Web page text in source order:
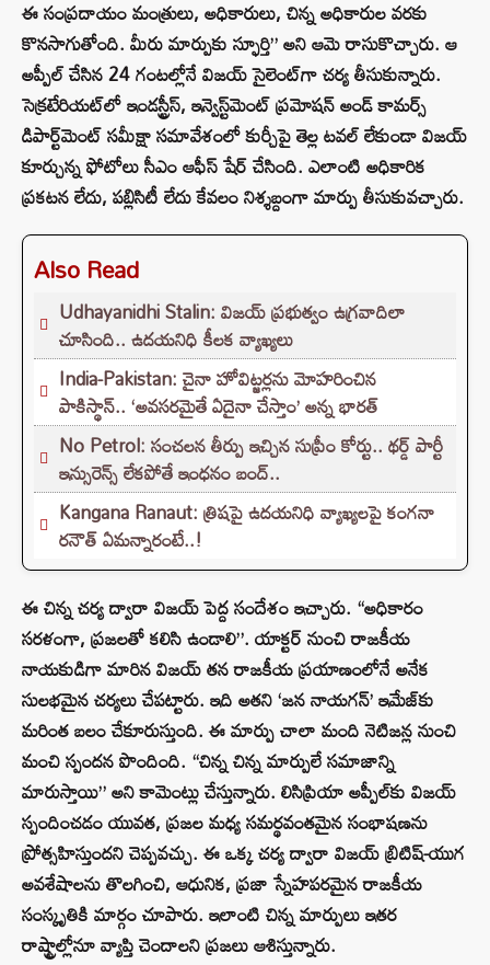
ఈ సంప్రదాయం మంత్రులు, అధికారులు, చిన్న అధికారుల వరకు
కొనసాగుతోంది. మీరు మార్పుకు స్ఫూర్తి” అని ఆమె రాసుకొచ్చారు. ఆ
అప్పీల్ చేసిన 24 గంటల్లోనే విజయ్ సైలెంట్‌గా చర్య తీసుకున్నారు.
సెక్రటేరియట్‌లో ఇండస్ట్రీస్, ఇన్వెస్ట్‌మెంట్ ప్రమోషన్ అండ్ కామర్స్
డిపార్ట్‌మెంట్ సమీక్షా సమావేశంలో కుర్చీపై తెల్ల టవల్ లేకుండా విజయ్
కూర్చున్న ఫోటోలు సీఎం ఆఫీస్ షేర్ చేసింది. ఎలాంటి అధికారిక
ప్రకటన లేదు, పబ్లిసిటీ లేదు కేవలం నిశ్శబ్దంగా మార్పు తీసుకువచ్చారు.
Also Read
Udhayanidhi Stalin: విజయ్ ప్రభుత్వం ఉగ్రవాదిలా
చూసింది.. ఉదయనిధి కీలక వ్యాఖ్యలు
India-Pakistan: చైనా హోవిట్జర్లను మోహరించిన
పాకిస్థాన్.. ‘అవసరమైతే ఏదైనా చేస్తాం’ అన్న భారత్
No Petrol: సంచలన తీర్పు ఇచ్చిన సుప్రీం కోర్టు.. థర్డ్ పార్టీ
ఇన్సురెన్స్ లేకపోతే ఇంధనం బంద్..
Kangana Ranaut: త్రిషపై ఉదయనిధి వ్యాఖ్యలపై కంగనా
రనౌత్ ఏమన్నారంటే..!
ఈ చిన్న చర్య ద్వారా విజయ్ పెద్ద సందేశం ఇచ్చారు. “అధికారం
సరళంగా, ప్రజలతో కలిసి ఉండాలి”. యాక్టర్ నుంచి రాజకీయ
నాయకుడిగా మారిన విజయ్ తన రాజకీయ ప్రయాణంలోనే అనేక
సులభమైన చర్యలు చేపట్టారు. ఇది అతని ‘జన నాయగన్’ ఇమేజ్‌కు
మరింత బలం చేకూరుస్తుంది. ఈ మార్పు చాలా మంది నెటిజన్ల నుంచి
మంచి స్పందన పొందింది. “చిన్న చిన్న మార్పులే సమాజాన్ని
మారుస్తాయి” అని కామెంట్లు చేస్తున్నారు. లిసిప్రియా అప్పీల్‌కు విజయ్
స్పందించడం యువత, ప్రజల మధ్య సమర్థవంతమైన సంభాషణను
ప్రోత్సహిస్తుందని చెప్పవచ్చు. ఈ ఒక్క చర్య ద్వారా విజయ్ బ్రిటిష్-యుగ
అవశేషాలను తొలగించి, ఆధునిక, ప్రజా స్నేహపరమైన రాజకీయ
సంస్కృతికి మార్గం చూపారు. ఇలాంటి చిన్న మార్పులు ఇతర
రాష్ట్రాల్లోనూ వ్యాప్తి చెందాలని ప్రజలు ఆశిస్తున్నారు.